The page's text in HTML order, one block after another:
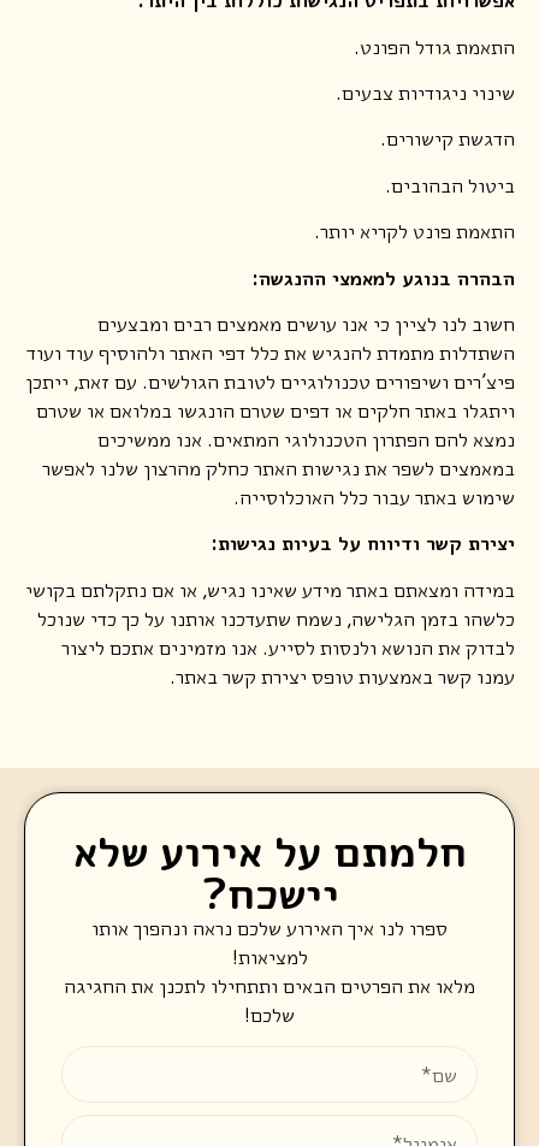
התאמת גודל הפונט.
שינוי ניגודיות צבעים.
הדגשת קישורים.
ביטול הבהובים.
התאמת פונט לקריא יותר.
הבהרה בנוגע למאמצי ההנגשה:
חשוב לנו לציין כי אנו עושים מאמצים רבים ומבצעים
השתדלות מתמדת להנגיש את כלל דפי האתר ולהוסיף עוד ועוד
פיצ’רים ושיפורים טכנולוגיים לטובת הגולשים. עם זאת, ייתכן
ויתגלו באתר חלקים או דפים שטרם הונגשו במלואם או שטרם
נמצא להם הפתרון הטכנולוגי המתאים. אנו ממשיכים
במאמצים לשפר את נגישות האתר כחלק מהרצון שלנו לאפשר
שימוש באתר עבור כלל האוכלוסייה.
יצירת קשר ודיווח על בעיות נגישות:
במידה ומצאתם באתר מידע שאינו נגיש, או אם נתקלתם בקושי
כלשהו בזמן הגלישה, נשמח שתעדכנו אותנו על כך כדי שנוכל
לבדוק את הנושא ולנסות לסייע. אנו מזמינים אתכם ליצור
עמנו קשר באמצעות טופס יצירת קשר באתר.
חלמתם על אירוע שלא
יישכח?
ספרו לנו איך האירוע שלכם נראה ונהפוך אותו
למציאות!
מלאו את הפרטים הבאים ותתחילו לתכנן את החגיגה
שלכם!